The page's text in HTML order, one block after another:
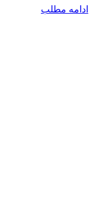
ادامه مطلب